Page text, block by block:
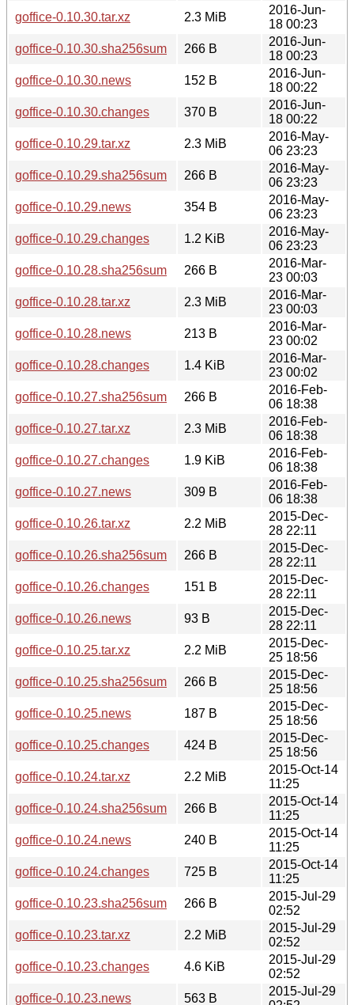
goffice-0.10.30.tar.xz
2.3 MiB
2016-Jun-
18 00:23
goffice-0.10.30.sha256sum
266 B
2016-Jun-
18 00:23
goffice-0.10.30.news
152 B
2016-Jun-
18 00:22
goffice-0.10.30.changes
370 B
2016-Jun-
18 00:22
goffice-0.10.29.tar.xz
2.3 MiB
2016-May-
06 23:23
goffice-0.10.29.sha256sum
266 B
2016-May-
06 23:23
goffice-0.10.29.news
354 B
2016-May-
06 23:23
goffice-0.10.29.changes
1.2 KiB
2016-May-
06 23:23
goffice-0.10.28.sha256sum
266 B
2016-Mar-
23 00:03
goffice-0.10.28.tar.xz
2.3 MiB
2016-Mar-
23 00:03
goffice-0.10.28.news
213 B
2016-Mar-
23 00:02
goffice-0.10.28.changes
1.4 KiB
2016-Mar-
23 00:02
goffice-0.10.27.sha256sum
266 B
2016-Feb-
06 18:38
goffice-0.10.27.tar.xz
2.3 MiB
2016-Feb-
06 18:38
goffice-0.10.27.changes
1.9 KiB
2016-Feb-
06 18:38
goffice-0.10.27.news
309 B
2016-Feb-
06 18:38
goffice-0.10.26.tar.xz
2.2 MiB
2015-Dec-
28 22:11
goffice-0.10.26.sha256sum
266 B
2015-Dec-
28 22:11
goffice-0.10.26.changes
151 B
2015-Dec-
28 22:11
goffice-0.10.26.news
93 B
2015-Dec-
28 22:11
goffice-0.10.25.tar.xz
2.2 MiB
2015-Dec-
25 18:56
goffice-0.10.25.sha256sum
266 B
2015-Dec-
25 18:56
goffice-0.10.25.news
187 B
2015-Dec-
25 18:56
goffice-0.10.25.changes
424 B
2015-Dec-
25 18:56
goffice-0.10.24.tar.xz
2.2 MiB
2015-Oct-14
11:25
goffice-0.10.24.sha256sum
266 B
2015-Oct-14
11:25
goffice-0.10.24.news
240 B
2015-Oct-14
11:25
goffice-0.10.24.changes
725 B
2015-Oct-14
11:25
goffice-0.10.23.sha256sum
266 B
2015-Jul-29
02:52
goffice-0.10.23.tar.xz
2.2 MiB
2015-Jul-29
02:52
goffice-0.10.23.changes
4.6 KiB
2015-Jul-29
02:52
goffice-0.10.23.news
563 B
2015-Jul-29